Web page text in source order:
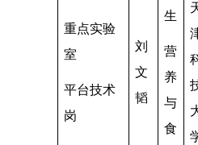
重点实验
室
平台技术
岗
刘
文
韬
生
营
养
与
食